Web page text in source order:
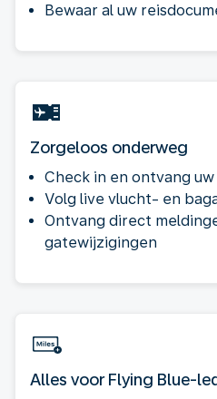
Bewaar al uw
Zorgeloos onderweg
Check in en ontvang
Volg live vlucht- en
Ontvang direct
gatewijzigingen
Alles voor Flying Blue-